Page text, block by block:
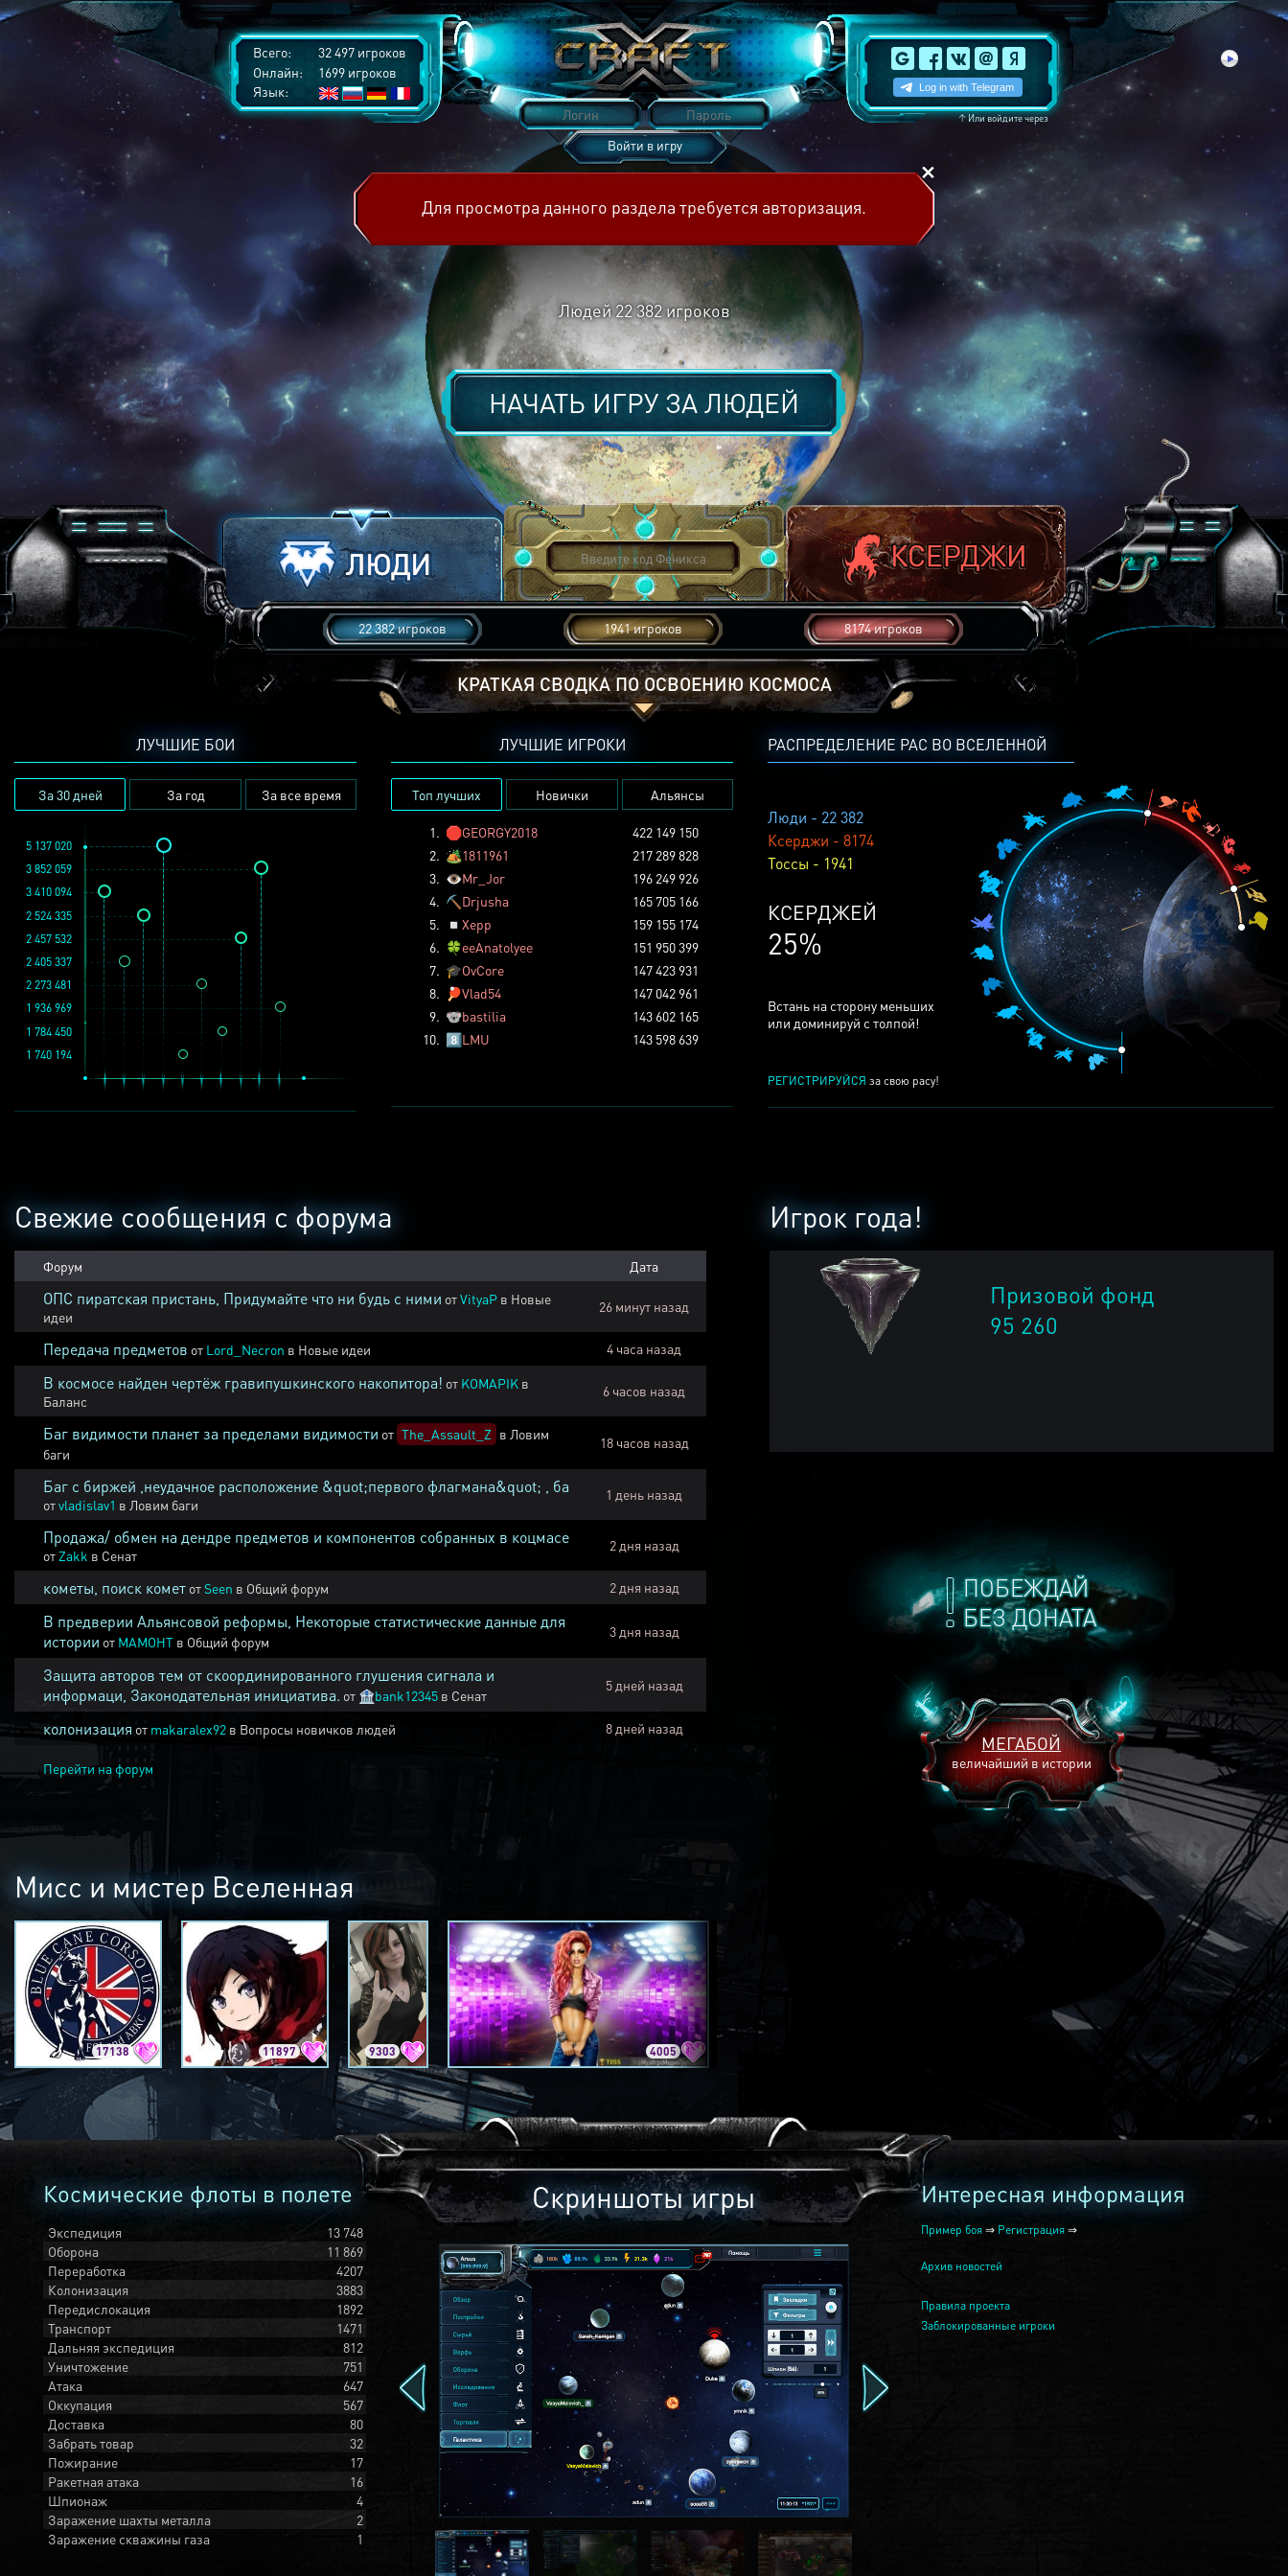
Всего:
32 497 игроков
Онлайн:
1699 игроков
Язык:
↑Или войдите через
Войти в игру
Для просмотра данного раздела требуется авторизация.
Людей 22 382игроков
НАЧАТЬ ИГРУ ЗАЛЮДЕЙ
22 382 игроков 1941 игроков 8174 игроков
КРАТКАЯ СВОДКА ПО ОСВОЕНИЮ КОСМОСА
РАСПРЕДЕЛЕНИЕ РАС ВО ВСЕЛЕННОЙ
Люди - 22 382
Ксерджи - 8174
Тоссы - 1941
ТОССОВ
5%
Встань на сторону меньших
или доминируй с толпой!
РЕГИСТРИРУЙСЯ за свою расу!
ЛУЧШИЕ БОИ
За 30 дней За год За все время
1 936 969
3 852 059
2 457 532
1 784 450
2 273 481
1 740 194
5 137 020
2 524 335
2 405 337
3 410 094
ЛУЧШИЕ ИГРОКИ
Топ лучших Новички Альянсы
1. 🛑GEORGY2018
422 149 150
2. 🏕️1811961
217 289 828
3. 👁️Mr_Jor
196 249 926
4. ⛏️ Drjusha
165 705 166
5.
◽ Xepp
159 155 174
6. 🍀eeAnatolyee
151 950 399
7. 🎓OvCore
147 423 931
8.
🏓Vlad54
147 042 961
9. 🐨bastilia
143 602 165
10. 8️⃣LMU 143 598 639
ПОБЕЖДАЙ
БЕЗ ДОНАТА
МЕГАБОЙ
величайший в истории
Игрок года!
Призовой фонд
95 260
Свежие сообщения с форума
Форум Дата
ОПС пиратская пристань, Придумайте что ни будь с ними отVityaP в Новые
идеи
26 минут назад
Передача предметов от Lord_Necron в Новые идеи 4 часа назад
В космосе найден чертёж гравипушкинского накопитора! от KOMAPIK в
Баланс
6 часов назад
Баг видимости планет за пределами видимости от The_Assault_Z в Ловим
баги
18 часов назад
Баг с биржей ,неудачное расположение &quot;первого флагмана&quot; , ба
отvladislav1 в Ловим баги
1 день назад
Продажа/ обмен на дендре предметов и компонентов собранных в коцмасе
от Zakk в Сенат
2 дня назад
кометы, поиск комет отSeen в Общий форум 2 дня назад
В предверии Альянсовой реформы, Некоторые статистические данные для
истории от MAMOHT в Общий форум
3 дня назад
Защита авторов тем от скоординированного глушения сигнала и
информаци, Законодательная инициатива. от 🏦bank12345 в Сенат
5 дней назад
колонизация от makaralex92 в Вопросы новичков людей 8 дней назад
Перейти на форум
Мисс и мистер Вселенная
17138 11897 9303 4005 2240
Космические флоты в полете
Экспедиция
13 748
Оборона
11 869
Переработка
4207
Колонизация
3883
Передислокация
1892
Транспорт
1471
Дальняя экспедиция
812
Уничтожение
751
Атака
647
Оккупация
567
Доставка
80
Забрать товар
32
Пожирание
17
Ракетная атака
16
Шпионаж
4
Заражение шахты металла
2
Заражение скважины газа
1
Скриншоты игры Интересная информация
Пример боя ⇒ Регистрация ⇒
Архив новостей
Правила проекта
Заблокированные игроки